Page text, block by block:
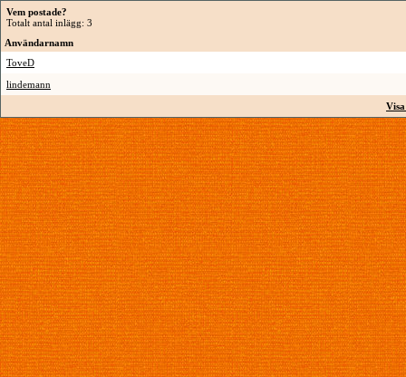
Vem postade?
Totalt antal inlägg: 3
Användarnamn
ToveD
lindemann